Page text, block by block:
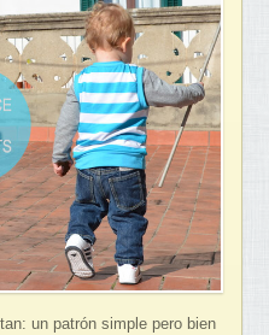
un patrón simple pero bien